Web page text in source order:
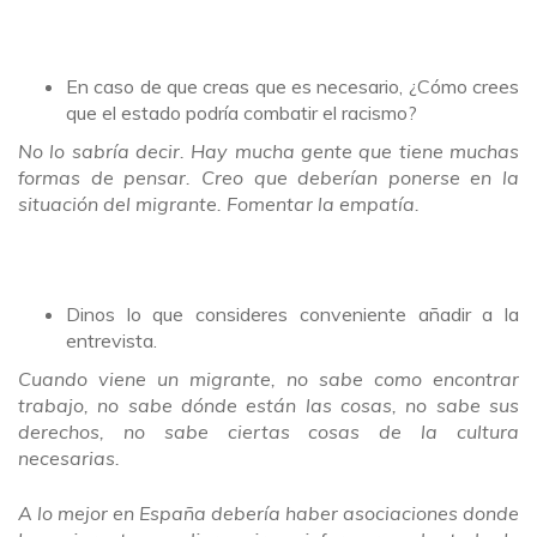
En caso de que creas que es necesario, ¿Cómo crees
que el estado podría combatir el racismo?
No lo sabría decir. Hay mucha gente que tiene muchas
formas de pensar. Creo que deberían ponerse en la
situación del migrante. Fomentar la empatía.
Dinos lo que consideres conveniente añadir a la
entrevista.
Cuando viene un migrante, no sabe como encontrar
trabajo, no sabe dónde están las cosas, no sabe sus
derechos, no sabe ciertas cosas de la cultura
necesarias.
A lo mejor en España debería haber asociaciones donde